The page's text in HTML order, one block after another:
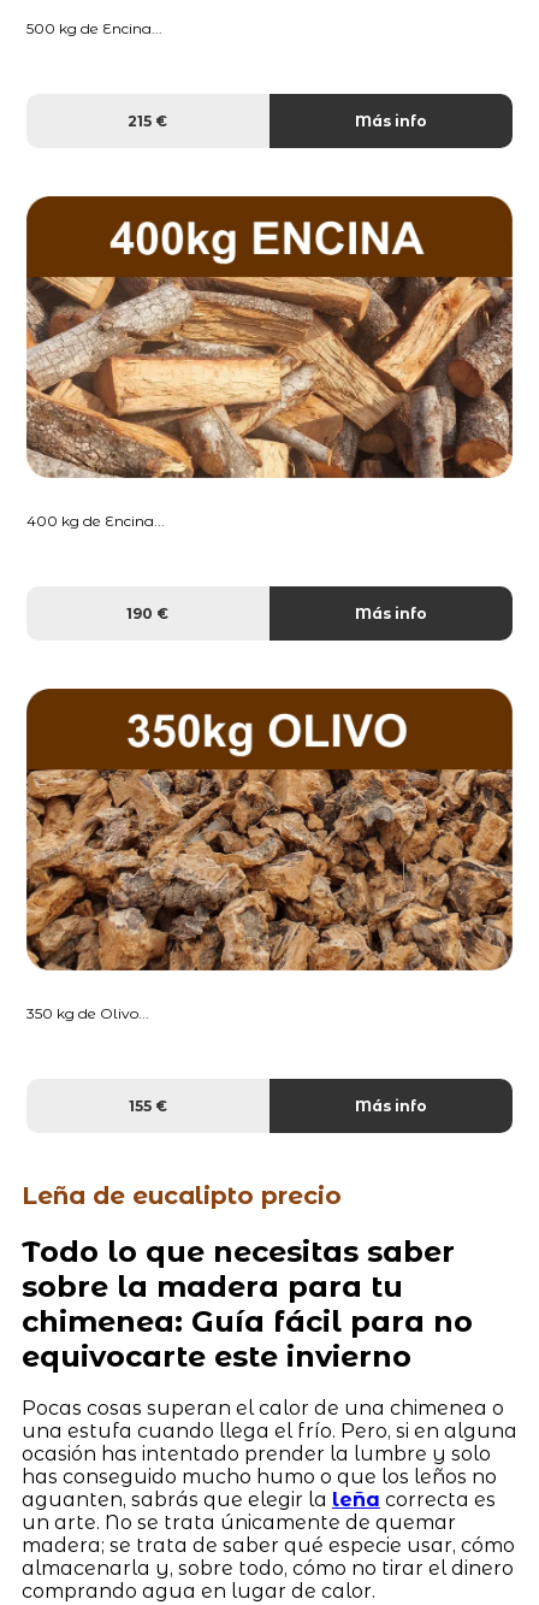
500 kg de Encina...
215 € Más info
400 kg de Encina...
190 € Más info
350 kg de Olivo...
155 € Más info
Leña de eucalipto precio
Todo lo que necesitas saber
sobre la madera para tu
chimenea: Guía fácil para no
equivocarte este invierno
Pocas cosas superan el calor de una chimenea o
una estufa cuando llega el frío. Pero, si en alguna
ocasión has intentado prender la lumbre y solo
has conseguido mucho humo o que los leños no
aguanten, sabrás que elegir la leña correcta es
un arte. No se trata únicamente de quemar
madera; se trata de saber qué especie usar, cómo
almacenarla y, sobre todo, cómo no tirar el dinero
comprando agua en lugar de calor.